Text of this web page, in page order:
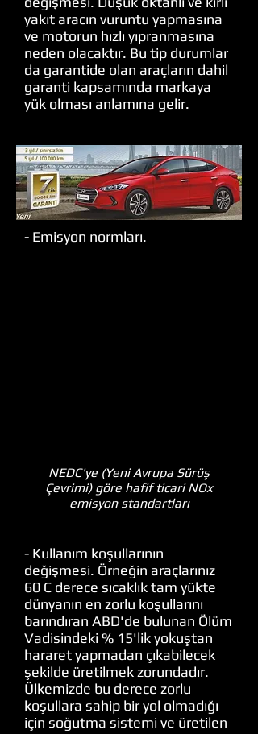
yakıt aracın vuruntu yapmasına
ve motorun hızlı yıpranmasına
neden olacaktır. Bu tip durumlar
da garantide olan araçların dahil
garanti kapsamında markaya
yük olması anlamına gelir.
- Emisyon normları.
NEDC'ye (Yeni Avrupa Sürüş
Çevrimi) göre hafif ticari NOx
emisyon standartları
- Kullanım koşullarının
değişmesi. Örneğin araçlarınız
60 C derece sıcaklık tam yükte
dünyanın en zorlu koşullarını
barındıran ABD'de bulunan Ölüm
Vadisindeki % 15'lik yokuştan
hararet yapmadan çıkabilecek
şekilde üretilmek zorundadır.
Ülkemizde bu derece zorlu
koşullara sahip bir yol olmadığı
için soğutma sistemi ve üretilen